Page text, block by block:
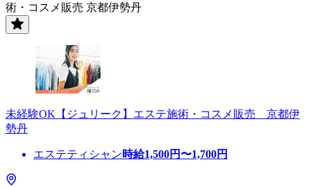
術・コスメ販売 京都伊勢丹
未経験OK【ジュリーク】エステ施術・コスメ販売 京都伊
勢丹
エステティシャン時給1,500円〜1,700円